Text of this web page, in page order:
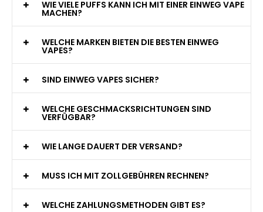
WIE VIELE PUFFS KANN ICH MIT EINER EINWEG VAPE
MACHEN?
WELCHE MARKEN BIETEN DIE BESTEN EINWEG
VAPES?
SIND EINWEG VAPES SICHER?
WELCHE GESCHMACKSRICHTUNGEN SIND
VERFÜGBAR?
WIE LANGE DAUERT DER VERSAND?
MUSS ICH MIT ZOLLGEBÜHREN RECHNEN?
WELCHE ZAHLUNGSMETHODEN GIBT ES?